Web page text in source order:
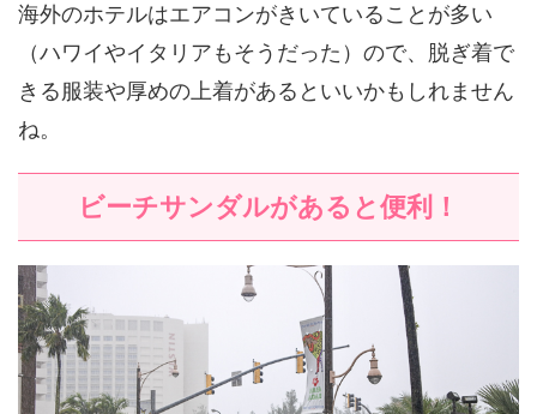
海外のホテルはエアコンがきいていることが多い
（ハワイやイタリアもそうだった）ので、脱ぎ着で
きる服装や厚めの上着があるといいかもしれません
ね。
ビーチサンダルがあると便利！